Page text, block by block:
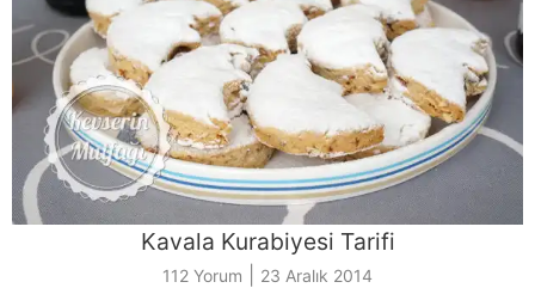
Kavala Kurabiyesi Tarifi
112 Yorum 23 Aralık 2014